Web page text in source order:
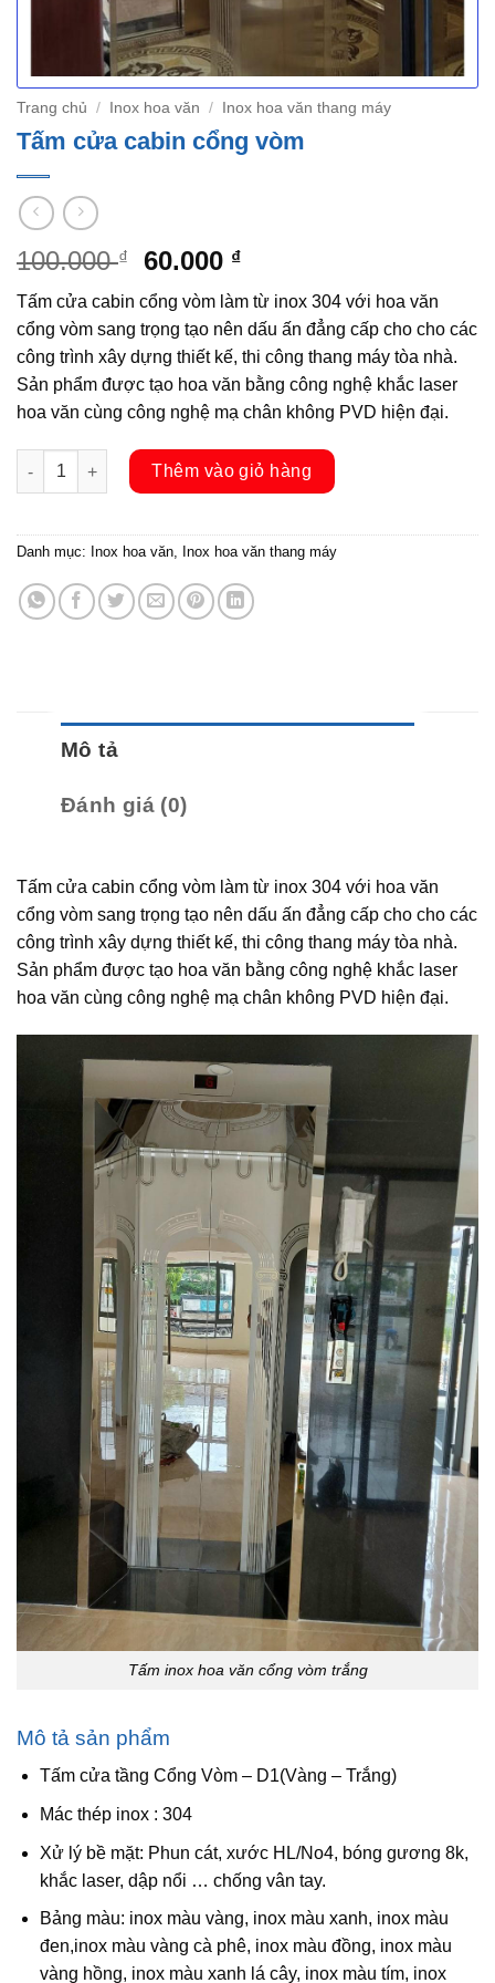
Trang chủ / Inox hoa văn / Inox hoa văn thang máy
Tấm cửa cabin cổng vòm
100.000₫
Giá
gốc
là:
100.000 ₫.
60.000 ₫Giá
hiện
tại
là:
60.000 ₫.
Tấm cửa cabin cổng vòm làm từ inox 304 với hoa văn
cổng vòm sang trọng tạo nên dấu ấn đẳng cấp cho cho các
công trình xây dựng thiết kế, thi công thang máy tòa nhà.
Sản phẩm được tạo hoa văn bằng công nghệ khắc laser
hoa văn cùng công nghệ mạ chân không PVD hiện đại.
Tấm cửa cabin cổng vòm số lượng
Thêm vào giỏ hàng
Danh mục: Inox hoa văn, Inox hoa văn thang máy
Mô tả
Đánh giá (0)
Tấm cửa cabin cổng vòm làm từ inox 304 với hoa văn
cổng vòm sang trọng tạo nên dấu ấn đẳng cấp cho cho các
công trình xây dựng thiết kế, thi công thang máy tòa nhà.
Sản phẩm được tạo hoa văn bằng công nghệ khắc laser
hoa văn cùng công nghệ mạ chân không PVD hiện đại.
Tấm inox hoa văn cổng vòm trắng
Mô tả sản phẩm
Tấm cửa tầng Cổng Vòm – D1(Vàng – Trắng)
Mác thép inox : 304
Xử lý bề mặt: Phun cát, xước HL/No4, bóng gương 8k,
khắc laser, dập nổi … chống vân tay.
Bảng màu: inox màu vàng, inox màu xanh, inox màu
đen,inox màu vàng cà phê, inox màu đồng, inox màu
vàng hồng, inox màu xanh lá cây, inox màu tím, inox